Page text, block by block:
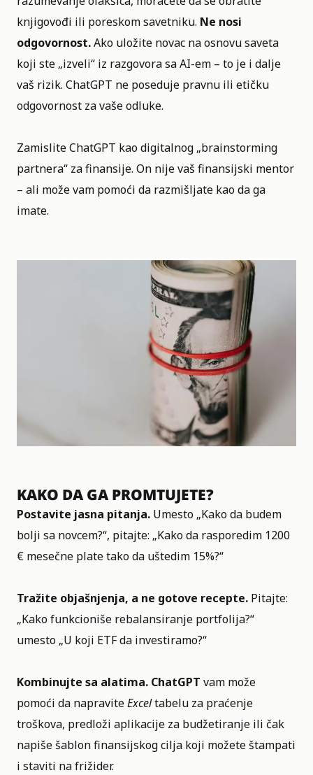
knjigovođi ili poreskom savetniku. Ne nosi
odgovornost.Ako uložite novac na osnovu saveta
koji ste „izveli“ iz razgovora sa AI-em – to je i dalje
vaš rizik. ChatGPT ne poseduje pravnu ili etičku
odgovornost za vaše odluke.
Zamislite ChatGPT kao digitalnog „brainstorming
partnera“ za finansije. On nije vaš finansijski mentor
– ali može vam pomoći da razmišljate kao da ga
imate.
KAKO DA GA PROMTUJETE?
Postavite jasna pitanja. Umesto „Kako da budem
bolji sa novcem?“, pitajte: „Kako da rasporedim 1200
€ mesečne plate tako da uštedim 15%?“
Tražite objašnjenja, a ne gotove recepte. Pitajte:
„Kako funkcioniše rebalansiranje portfolija?“
umesto „U koji ETF da investiramo?“
Kombinujte sa alatima. ChatGPT vam može
pomoći da napraviteExceltabelu za praćenje
troškova, predloži aplikacije za budžetiranje ili čak
napiše šablon finansijskog cilja koji možete štampati
i staviti na frižider.